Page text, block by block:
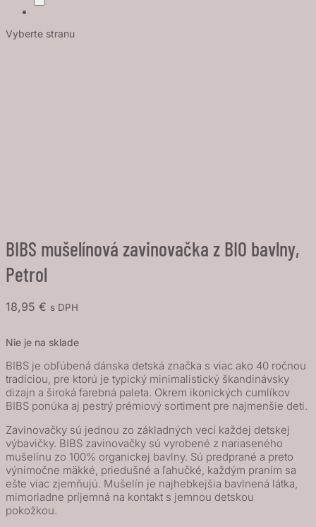
Vyberte stranu
BIBS mušelínová zavinovačka z BIO bavlny,
Petrol
18,95 € s DPH
Nie je na sklade
BIBS je obľúbená dánska detská značka s viac ako 40 ročnou
tradíciou, pre ktorú je typický minimalistický škandinávsky
dizajn a široká farebná paleta. Okrem ikonických cumlíkov
BIBS ponúka aj pestrý prémiový sortiment pre najmenšie deti.
Zavinovačky sú jednou zo základných vecí každej detskej
výbavičky. BIBS zavinovačky sú vyrobené z nariaseného
mušelínu zo 100% organickej bavlny. Sú predprané a preto
výnimočne mäkké, priedušné a ľahučké, každým praním sa
ešte viac zjemňujú. Mušelín je najhebkejšia bavlnená látka,
mimoriadne príjemná na kontakt s jemnou detskou
pokožkou.